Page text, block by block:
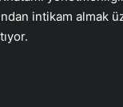
intikam almak